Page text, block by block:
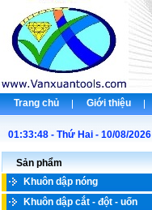
Trang chủ Giới thiệu
01:33:48 - Thứ Hai - 10/08/2026
Sản phẩm
Khuôn dập nóng
Khuôn dập cắt - đột - uốn